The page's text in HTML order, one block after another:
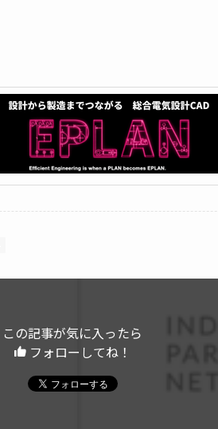
この記事が気に入ったら
フォローしてね！